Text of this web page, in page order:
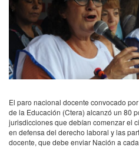
El paro nacional docente convocado
de la Educación (Ctera) alcanzó un 80
jurisdicciones que debían comenzar el
en defensa del derecho laboral y las
docente, que debe enviar Nación a